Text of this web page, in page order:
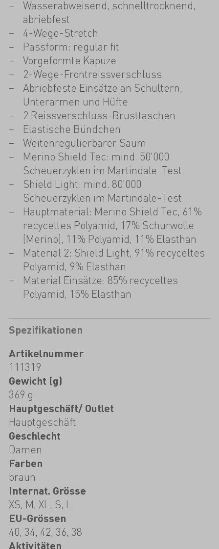
Wasserabweisend, schnelltrocknend,
abriebfest
4-Wege-Stretch
Passform: regular fit
Vorgeformte Kapuze
2-Wege-Frontreissverschluss
Abriebfeste Einsätze an Schultern,
Unterarmen und Hüfte
2 Reissverschluss-Brusttaschen
Elastische Bündchen
Weitenregulierbarer Saum
Merino Shield Tec: mind. 50'000
Scheuerzyklen im Martindale-Test
Shield Light: mind. 80'000
Scheuerzyklen im Martindale-Test
Hauptmaterial: Merino Shield Tec, 61%
recyceltes Polyamid, 17% Schurwolle
(Merino), 11% Polyamid, 11% Elasthan
Material 2: Shield Light, 91% recyceltes
Polyamid, 9% Elasthan
Material Einsätze: 85% recyceltes
Polyamid, 15% Elasthan
Spezifikationen
Artikelnummer
111319
Gewicht (g)
369 g
Hauptgeschäft/ Outlet
Hauptgeschäft
Geschlecht
Damen
Farben
braun
Internat. Grösse
XS, M, XL, S, L
EU-Grössen
40, 34, 42, 36, 38
Aktivitäten